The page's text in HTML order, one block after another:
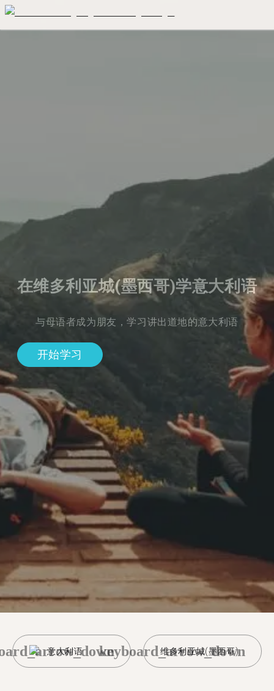
在维多利亚城(墨西哥)学意大利语
与母语者成为朋友，学习讲出道地的意大利语
开始学习
意大利语 维多利亚城(墨西哥)
keyboard_arrow_down